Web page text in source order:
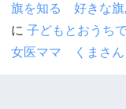
旗を知る 好きな旗
に 子どもとおうち
女医ママ くまさん